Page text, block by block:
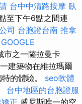
台中中清路按摩 臥
至下午6點之間連
司 台胞證台南 推拿
GOOGLE
市之一薩拉曼卡
建築物在維拉瑪爾
的體驗。 seo軟體
台中地區的台胞證服
正 威尼斯唯一的空